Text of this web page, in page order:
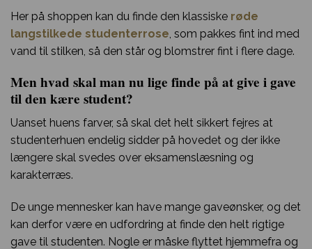
Her på shoppen kan du finde den klassiske røde
langstilkede studenterrose , som pakkes fint ind med
vand til stilken, så den står og blomstrer fint i flere dage.
Men hvad skal man nu lige finde på at give i gave
til den kære student?
Uanset huens farver, så skal det helt sikkert fejres at
studenterhuen endelig sidder på hovedet og der ikke
længere skal svedes over eksamenslæsning og
karakterræs.
De unge mennesker kan have mange gaveønsker, og det
kan derfor være en udfordring at finde den helt rigtige
gave til studenten. Nogle er måske flyttet hjemmefra og